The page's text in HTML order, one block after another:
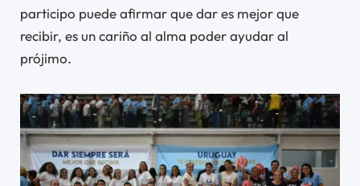
participo puede afirmar que dar es mejor que
recibir, es un cariño al alma poder ayudar al
prójimo.